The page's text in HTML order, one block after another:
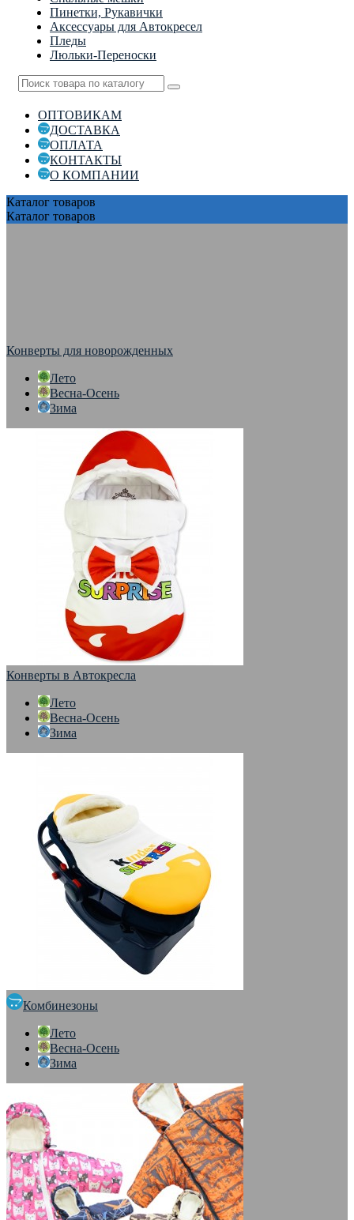
Пинетки, Рукавички
Аксессуары для Автокресел
Пледы
Люльки-Переноски
ОПТОВИКАМ
ДОСТАВКА
ОПЛАТА
КОНТАКТЫ
О КОМПАНИИ
Каталог товаров
Каталог товаров
Конверты для новорожденных
Лето
Весна-Осень
Зима
Конверты в Автокресла
Лето
Весна-Осень
Зима
Комбинезоны
Лето
Весна-Осень
Зима